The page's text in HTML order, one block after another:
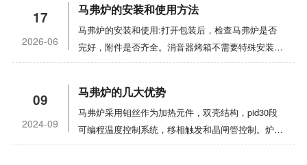
17
2026-06
马弗炉的安装和使用方法
马弗炉的安装和使用:打开包装后，检查马弗炉是否
完好，附件是否齐全。消音器烤箱不需要特殊安装，
可以放置在室内平坦的地板或架子上。控制器应避免
行而引起过热。2. 所述热电偶插入炉内20-50mm，
所述孔与热电偶之间的间隙用石棉绳填充。热电偶好
用补偿线(或绝缘钢芯线)连接到控制上，注意正极和
负极，不要反向连接。3.为了控制主电源，在电源线
09
2024-09
马弗炉的几大优势
马弗炉采用钼丝作为加热元件，双壳结构，pid30段
可编程温度控制系统，移相触发和晶闸管控制。炉体
由软硬两种碳纤维材料制成，可快速、轻柔地升降。